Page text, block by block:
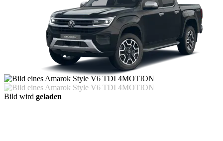
Bild wird geladen